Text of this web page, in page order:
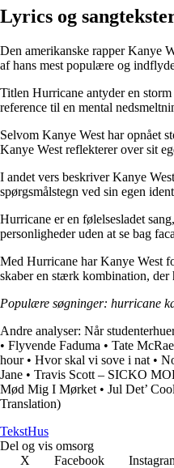
Lyrics og
Den amerikanske rapper Kanye
af hans mest populære og
Titlen Hurricane antyder en
reference til en mental
Selvom Kanye West har opnået
Kanye West reflekterer over sit
I andet vers beskriver Kanye
spørgsmålstegn ved sin egen
Hurricane er en følelsesladet
personligheder uden at se bag
Med Hurricane har Kanye West
skaber en stærk kombination,
Populære søgninger: hurricane
Andre analyser: Når
• Flyvende Faduma • Tate
hour• Hvor skal vi sove i nat •
Jane • Travis Scott – SICKO
Mød Mig I Mørket • Jul Det’ Cool
Translation)
TekstHus
Del og vis omsorg
X
Facebook